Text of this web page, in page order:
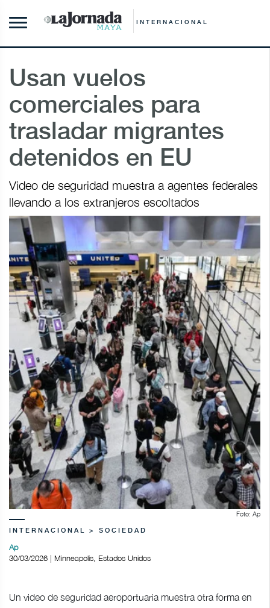
INTERNACIONAL
Usan vuelos
comerciales para
trasladar migrantes
detenidos en EU
Video de seguridad muestra a agentes federales
llevando a los extranjeros escoltados
Foto: Ap
INTERNACIONAL > SOCIEDAD
Ap
30/03/2026 | Minneapolis, Estados Unidos
Un video de seguridad aeroportuaria muestra otra forma en